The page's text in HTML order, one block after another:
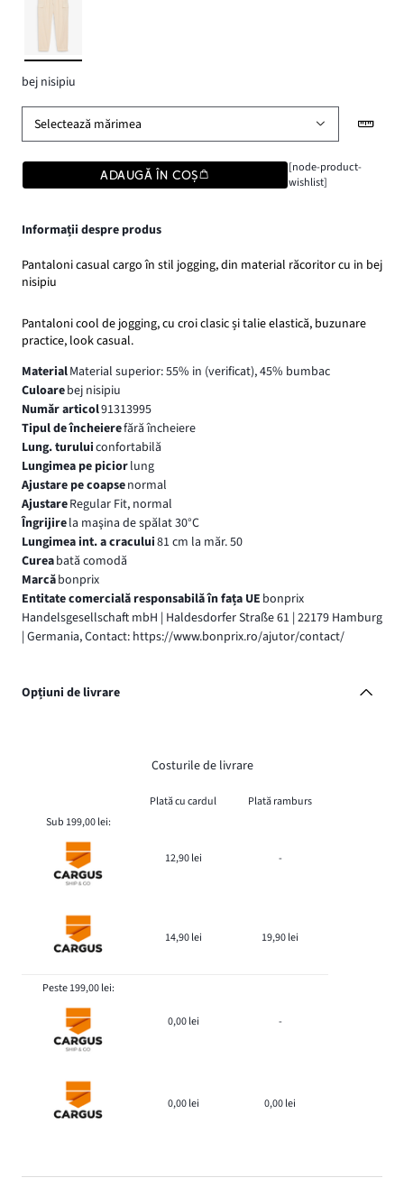
bej nisipiu
Selectează mărimea
ADAUGĂ ÎN COȘ
[node-product-
wishlist]
Informații despre produs
Pantaloni casual cargo în stil jogging, din material răcoritor cu in bej
nisipiu
Pantaloni cool de jogging, cu croi clasic și talie elastică, buzunare
practice, look casual.
MaterialMaterial superior: 55% in (verificat), 45% bumbac
Culoarebej nisipiu
Număr articol91313995
Tipul de încheierefără încheiere
Lung. turuluiconfortabilă
Lungimea pe piciorlung
Ajustare pe coapsenormal
AjustareRegular Fit, normal
Îngrijirela maşina de spălat 30°C
Lungimea int. a cracului81 cm la măr. 50
Cureabată comodă
Marcăbonprix
Entitate comercială responsabilă în fața UE bonprix
Handelsgesellschaft mbH | Haldesdorfer Straße 61 | 22179 Hamburg
| Germania, Contact: https://www.bonprix.ro/ajutor/contact/
Opțiuni de livrare
Costurile de livrare
Plată cu cardul
Plată ramburs
Sub 199,00 lei:
12,90 lei -
14,90 lei 19,90 lei
Peste 199,00 lei:
0,00 lei -
0,00 lei 0,00 lei